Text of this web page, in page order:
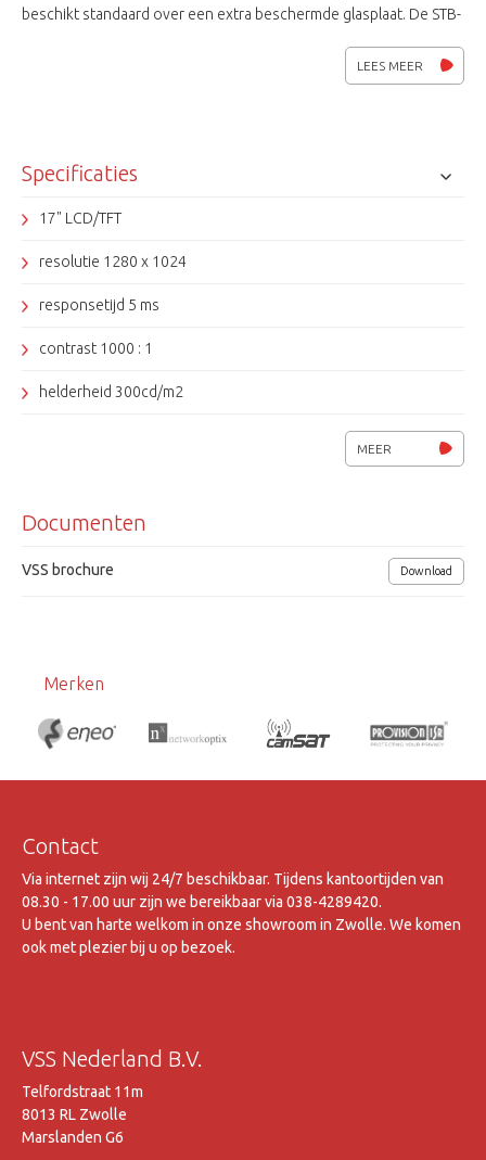
beschikt standaard over een extra beschermde glasplaat. De STB-
LEES MEER
Specificaties
17" LCD/TFT
resolutie 1280 x 1024
responsetijd 5 ms
contrast 1000 : 1
helderheid 300cd/m2
protectie glas
geïntegreerde luidsprekers
MEER
Documenten
VSS brochure Download
Merken
Contact
Via internet zijn wij 24/7 beschikbaar. Tijdens kantoortijden van
08.30 - 17.00 uur zijn we bereikbaar via 038-4289420.
U bent van harte welkom in onze showroom in Zwolle. We komen
ook met plezier bij u op bezoek.
VSS Nederland B.V.
Telfordstraat 11m
8013 RL Zwolle
Marslanden G6